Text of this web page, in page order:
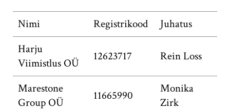
Nimi Registrikood
Juhatus
Harju
Viimistlus OÜ
12623717 Rein Loss
Marestone
Group OÜ
11665990
Monika
Zirk